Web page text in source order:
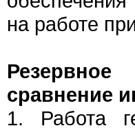
на работе
сравнение
1. Работа